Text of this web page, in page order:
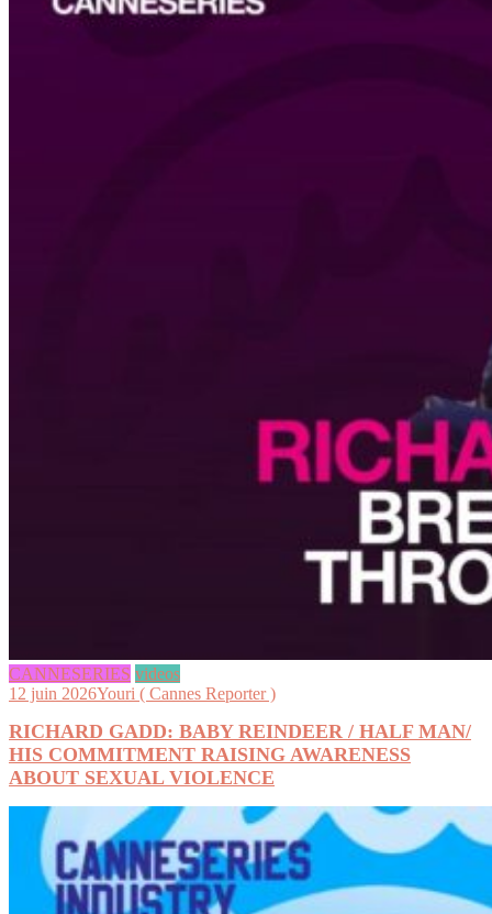
CANNESERIES videos
12 juin 2026Youri ( Cannes Reporter )
RICHARD GADD: BABY REINDEER / HALF MAN/
HIS COMMITMENT RAISING AWARENESS
ABOUT SEXUAL VIOLENCE